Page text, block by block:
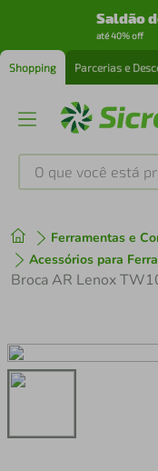
Saldão
até 40% off
Shopping Parcerias e
O que você está
Ferramentas e
Acessórios para
1º tenis